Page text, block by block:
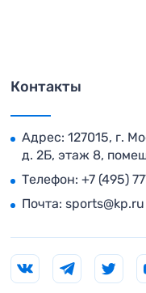
Контакты
Адрес: 127015, г.
д. 2Б, этаж 8,
Телефон: +7 (495)
Почта: sports@kp.ru